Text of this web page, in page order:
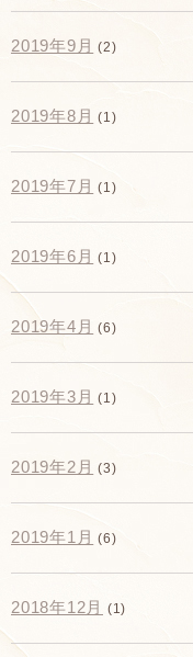
2019年9月 (2)
2019年8月 (1)
2019年7月 (1)
2019年6月 (1)
2019年4月 (6)
2019年3月 (1)
2019年2月 (3)
2019年1月 (6)
2018年12月 (1)